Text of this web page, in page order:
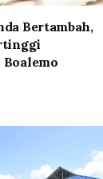
Bertambah,
Boalemo